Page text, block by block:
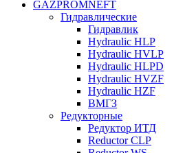
GAZPROMNEFT
Гидравлические
Гидравлик
Hydraulic HLP
Hydraulic HVLP
Hydraulic HLPD
Hydraulic HVZF
Hydraulic HZF
ВМГЗ
Редукторные
Редуктор ИТД
Reductor CLP